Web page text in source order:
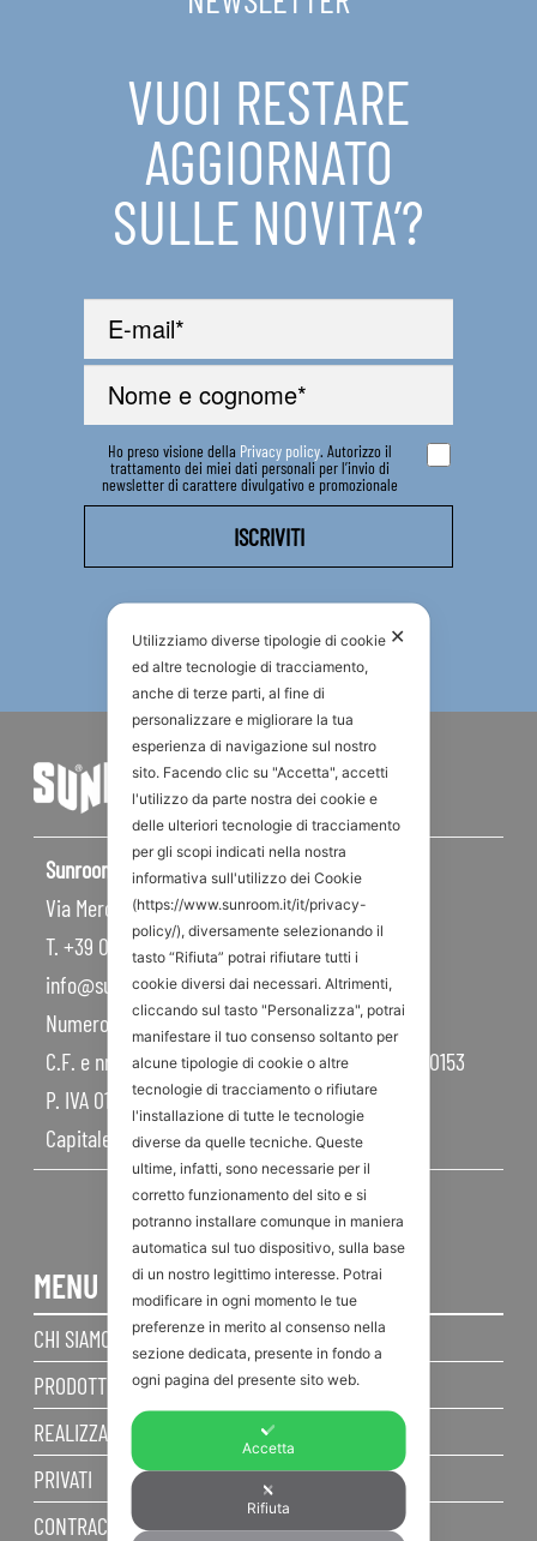
CONTATTI
VUOI RESTARE
AGGIORNATO
SULLE NOVITA’?
Ho preso visione della Privacy policy. Autorizzo il
trattamento dei miei dati personali per l’invio di
newsletter di carattere divulgativo e promozionale
Sunroom S.p.A – Sede Legale
Via Mercadante, 10 – 47841 Cattolica RN – Italy
T. +39 0541 834011
info@sunroom.it
Numero REA RN – 225109
C.F. e nr. iscrizione al Registro Imprese 07879990153
P. IVA 01968830404
Capitale Sociale 450.000,00 I.V.
MENU
CHI SIAMO
PRODOTTI
REALIZZAZIONI
PRIVATI
CONTRACT
✕
Utilizziamo diverse tipologie di cookie
ed altre tecnologie di tracciamento,
anche di terze parti, al fine di
personalizzare e migliorare la tua
esperienza di navigazione sul nostro
sito. Facendo clic su "Accetta", accetti
l'utilizzo da parte nostra dei cookie e
delle ulteriori tecnologie di tracciamento
per gli scopi indicati nella nostra
informativa sull'utilizzo dei Cookie
(https://www.sunroom.it/it/privacy-
policy/), diversamente selezionando il
tasto “Rifiuta” potrai rifiutare tutti i
cookie diversi dai necessari. Altrimenti,
cliccando sul tasto "Personalizza", potrai
manifestare il tuo consenso soltanto per
alcune tipologie di cookie o altre
tecnologie di tracciamento o rifiutare
l'installazione di tutte le tecnologie
diverse da quelle tecniche. Queste
ultime, infatti, sono necessarie per il
corretto funzionamento del sito e si
potranno installare comunque in maniera
automatica sul tuo dispositivo, sulla base
di un nostro legittimo interesse. Potrai
modificare in ogni momento le tue
preferenze in merito al consenso nella
sezione dedicata, presente in fondo a
ogni pagina del presente sito web.
Accetta
Rifiuta